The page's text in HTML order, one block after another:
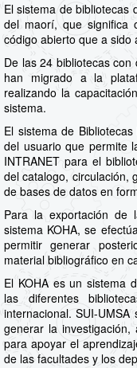
El sistema de bibliotecas
del maorí, que significa
código abierto que a sido
De las 24 bibliotecas
han migrado a la
realizando la
sistema.
El sistema de
del usuario que permite
INTRANET para el
del catalogo, circulación,
de bases de datos en
Para la exportación de
sistema KOHA, se
permitir generar
material bibliográfico en
El KOHA es un sistema
las diferentes
internacional. SUI-
generar la
para apoyar el
de las facultades y los